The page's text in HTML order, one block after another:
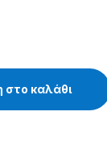
254154 -
στο καλάθι